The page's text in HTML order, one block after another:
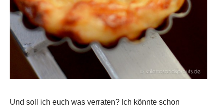
Und soll ich euch was verraten? Ich könnte schon